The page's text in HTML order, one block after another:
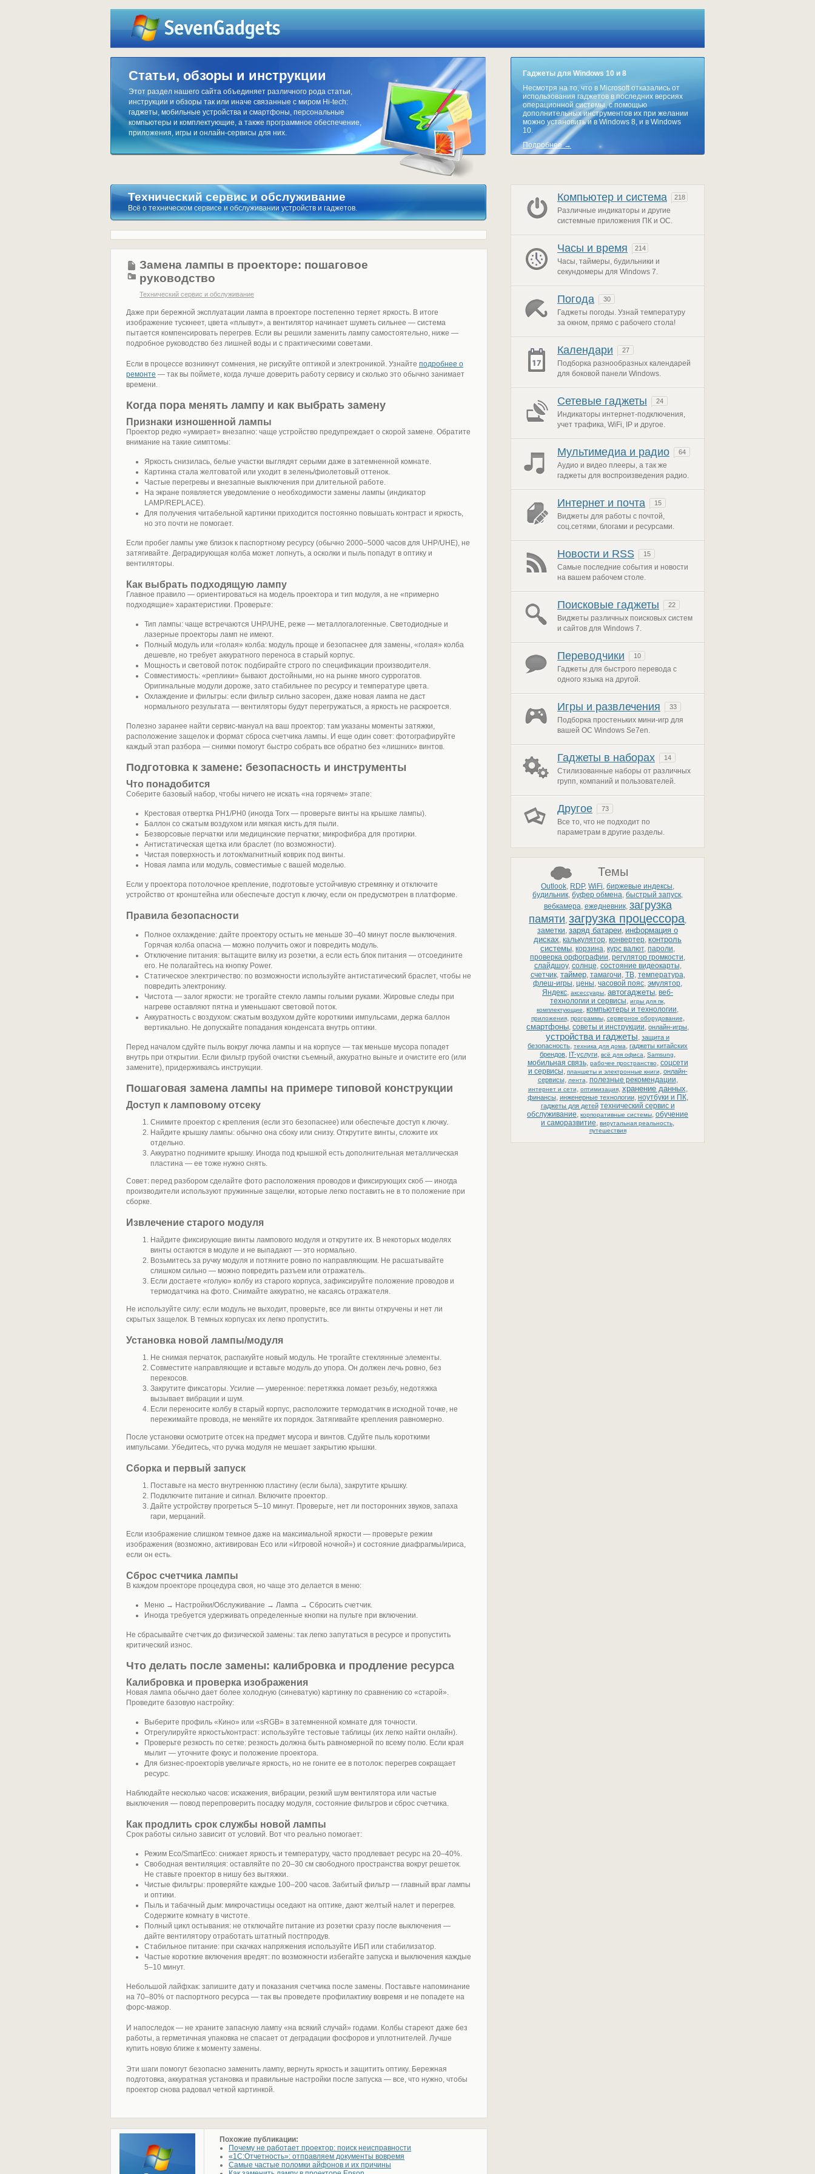
Статьи, обзоры и инструкции
Этот раздел нашего сайта объединяет различного рода статьи,
инструкции и обзоры так или иначе связанные с миром Hi-tech:
гаджеты, мобильные устройства и смартфоны, персональные
компьютеры и комплектующие, а также программное обеспечение,
приложения, игры и онлайн-сервисы для них.
Гаджеты для Windows 10 и 8
Несмотря на то, что в Microsoft отказались от
использования гаджетов в последних версиях
операционной системы, с помощью
дополнительных инструментов их при желании
можно установить и в Windows 8, и в Windows
10.
Подробнее →
Технический сервис и обслуживание
Всё о техническом сервисе и обслуживании устройств и гаджетов.
Замена лампы в проекторе: пошаговое
руководство
Технический сервис и обслуживание
Даже при бережной эксплуатации лампа в проекторе постепенно теряет яркость. В итоге
изображение тускнеет, цвета «плывут», а вентилятор начинает шуметь сильнее — система
пытается компенсировать перегрев. Если вы решили заменить лампу самостоятельно, ниже —
подробное руководство без лишней воды и с практическими советами.
Если в процессе возникнут сомнения, не рискуйте оптикой и электроникой. Узнайте подробнее о
ремонте — так вы поймете, когда лучше доверить работу сервису и сколько это обычно занимает
времени.
Когда пора менять лампу и как выбрать замену
Признаки изношенной лампы
Проектор редко «умирает» внезапно: чаще устройство предупреждает о скорой замене. Обратите
внимание на такие симптомы:
Яркость снизилась, белые участки выглядят серыми даже в затемненной комнате.
Картинка стала желтоватой или уходит в зелень/фиолетовый оттенок.
Частые перегревы и внезапные выключения при длительной работе.
На экране появляется уведомление о необходимости замены лампы (индикатор
LAMP/REPLACE).
Для получения читабельной картинки приходится постоянно повышать контраст и яркость,
но это почти не помогает.
Если пробег лампы уже близок к паспортному ресурсу (обычно 2000–5000 часов для UHP/UHE), не
затягивайте. Деградирующая колба может лопнуть, а осколки и пыль попадут в оптику и
вентиляторы.
Как выбрать подходящую лампу
Главное правило — ориентироваться на модель проектора и тип модуля, а не «примерно
подходящие» характеристики. Проверьте:
Тип лампы: чаще встречаются UHP/UHE, реже — металлогалогенные. Светодиодные и
лазерные проекторы ламп не имеют.
Полный модуль или «голая» колба: модуль проще и безопаснее для замены, «голая» колба
дешевле, но требует аккуратного переноса в старый корпус.
Мощность и световой поток: подбирайте строго по спецификации производителя.
Совместимость: «реплики» бывают достойными, но на рынке много суррогатов.
Оригинальные модули дороже, зато стабильнее по ресурсу и температуре цвета.
Охлаждение и фильтры: если фильтр сильно засорен, даже новая лампа не даст
нормального результата — вентиляторы будут перегружаться, а яркость не раскроется.
Полезно заранее найти сервис‑мануал на ваш проектор: там указаны моменты затяжки,
расположение защелок и формат сброса счетчика лампы. И еще один совет: фотографируйте
каждый этап разбора — снимки помогут быстро собрать все обратно без «лишних» винтов.
Подготовка к замене: безопасность и инструменты
Что понадобится
Соберите базовый набор, чтобы ничего не искать «на горячем» этапе:
Крестовая отвертка PH1/PH0 (иногда Torx — проверьте винты на крышке лампы).
Баллон со сжатым воздухом или мягкая кисть для пыли.
Безворсовые перчатки или медицинские перчатки; микрофибра для протирки.
Антистатическая щетка или браслет (по возможности).
Чистая поверхность и лоток/магнитный коврик под винты.
Новая лампа или модуль, совместимые с вашей моделью.
Если у проектора потолочное крепление, подготовьте устойчивую стремянку и отключите
устройство от кронштейна или обеспечьте доступ к лючку, если он предусмотрен в платформе.
Правила безопасности
Полное охлаждение: дайте проектору остыть не меньше 30–40 минут после выключения.
Горячая колба опасна — можно получить ожог и повредить модуль.
Отключение питания: вытащите вилку из розетки, а если есть блок питания — отсоедините
его. Не полагайтесь на кнопку Power.
Статическое электричество: по возможности используйте антистатический браслет, чтобы не
повредить электронику.
Чистота — залог яркости: не трогайте стекло лампы голыми руками. Жировые следы при
нагреве оставляют пятна и уменьшают световой поток.
Аккуратность с воздухом: сжатым воздухом дуйте короткими импульсами, держа баллон
вертикально. Не допускайте попадания конденсата внутрь оптики.
Перед началом сдуйте пыль вокруг лючка лампы и на корпусе — так меньше мусора попадет
внутрь при открытии. Если фильтр грубой очистки съемный, аккуратно выньте и очистите его (или
замените), придерживаясь инструкции.
Пошаговая замена лампы на примере типовой конструкции
Доступ к ламповому отсеку
Снимите проектор с крепления (если это безопаснее) или обеспечьте доступ к лючку.
Найдите крышку лампы: обычно она сбоку или снизу. Открутите винты, сложите их
отдельно.
Аккуратно поднимите крышку. Иногда под крышкой есть дополнительная металлическая
пластина — ее тоже нужно снять.
Совет: перед разбором сделайте фото расположения проводов и фиксирующих скоб — иногда
производители используют пружинные защелки, которые легко поставить не в то положение при
сборке.
Извлечение старого модуля
Найдите фиксирующие винты лампового модуля и открутите их. В некоторых моделях
винты остаются в модуле и не выпадают — это нормально.
Возьмитесь за ручку модуля и потяните ровно по направляющим. Не расшатывайте
слишком сильно — можно повредить разъем или отражатель.
Если достаете «голую» колбу из старого корпуса, зафиксируйте положение проводов и
термодатчика на фото. Снимайте аккуратно, не касаясь отражателя.
Не используйте силу: если модуль не выходит, проверьте, все ли винты откручены и нет ли
скрытых защелок. В темных корпусах их легко пропустить.
Установка новой лампы/модуля
Не снимая перчаток, распакуйте новый модуль. Не трогайте стеклянные элементы.
Совместите направляющие и вставьте модуль до упора. Он должен лечь ровно, без
перекосов.
Закрутите фиксаторы. Усилие — умеренное: перетяжка ломает резьбу, недотяжка
вызывает вибрации и шум.
Если переносите колбу в старый корпус, расположите термодатчик в исходной точке, не
пережимайте провода, не меняйте их порядок. Затягивайте крепления равномерно.
После установки осмотрите отсек на предмет мусора и винтов. Сдуйте пыль короткими
импульсами. Убедитесь, что ручка модуля не мешает закрытию крышки.
Сборка и первый запуск
Поставьте на место внутреннюю пластину (если была), закрутите крышку.
Подключите питание и сигнал. Включите проектор.
Дайте устройству прогреться 5–10 минут. Проверьте, нет ли посторонних звуков, запаха
гари, мерцаний.
Если изображение слишком темное даже на максимальной яркости — проверьте режим
изображения (возможно, активирован Eco или «Игровой ночной») и состояние диафрагмы/ириса,
если он есть.
Сброс счетчика лампы
В каждом проекторе процедура своя, но чаще это делается в меню:
Меню → Настройки/Обслуживание → Лампа → Сбросить счетчик.
Иногда требуется удерживать определенные кнопки на пульте при включении.
Не сбрасывайте счетчик до физической замены: так легко запутаться в ресурсе и пропустить
критический износ.
Что делать после замены: калибровка и продление ресурса
Калибровка и проверка изображения
Новая лампа обычно дает более холодную (синеватую) картинку по сравнению со «старой».
Проведите базовую настройку:
Выберите профиль «Кино» или «sRGB» в затемненной комнате для точности.
Отрегулируйте яркость/контраст: используйте тестовые таблицы (их легко найти онлайн).
Проверьте резкость по сетке: резкость должна быть равномерной по всему полю. Если края
мылит — уточните фокус и положение проектора.
Для бизнес‑проекторів увеличьте яркость, но не гоните ее в потолок: перегрев сокращает
ресурс.
Наблюдайте несколько часов: искажения, вибрации, резкий шум вентилятора или частые
выключения — повод перепроверить посадку модуля, состояние фильтров и сброс счетчика.
Как продлить срок службы новой лампы
Срок работы сильно зависит от условий. Вот что реально помогает:
Режим Eco/SmartEco: снижает яркость и температуру, часто продлевает ресурс на 20–40%.
Свободная вентиляция: оставляйте по 20–30 см свободного пространства вокруг решеток.
Не ставьте проектор в нишу без вытяжки.
Чистые фильтры: проверяйте каждые 100–200 часов. Забитый фильтр — главный враг лампы
и оптики.
Пыль и табачный дым: микрочастицы оседают на оптике, дают желтый налет и перегрев.
Содержите комнату в чистоте.
Полный цикл остывания: не отключайте питание из розетки сразу после выключения —
дайте вентилятору отработать штатный постпродув.
Стабильное питание: при скачках напряжения используйте ИБП или стабилизатор.
Частые короткие включения вредят: по возможности избегайте запуска и выключения каждые
5–10 минут.
Небольшой лайфхак: запишите дату и показания счетчика после замены. Поставьте напоминание
на 70–80% от паспортного ресурса — так вы проведете профилактику вовремя и не попадете на
форс‑мажор.
И напоследок — не храните запасную лампу «на всякий случай» годами. Колбы стареют даже без
работы, а герметичная упаковка не спасает от деградации фосфоров и уплотнителей. Лучше
купить новую ближе к моменту замены.
Эти шаги помогут безопасно заменить лампу, вернуть яркость и защитить оптику. Бережная
подготовка, аккуратная установка и правильные настройки после запуска — все, что нужно, чтобы
проектор снова радовал четкой картинкой.
Похожие публикации:
Почему не работает проектор: поиск неисправности
«1С:Отчетность»: отправляем документы вовремя
Самые частые поломки айфонов и их причины
Компьютер и система 218
Различные индикаторы и другие
системные приложения ПК и ОС.
Часы и время 214
Часы, таймеры, будильники и
секундомеры для Windows 7.
Погода 30
Гаджеты погоды. Узнай температуру
за окном, прямо с рабочего стола!
Календари 27
Подборка разнообразных календарей
для боковой панели Windows.
Сетевые гаджеты 24
Индикаторы интернет-подключения,
учет трафика, WiFi, IP и другое.
Мультимедиа и радио 64
Аудио и видео плееры, а так же
гаджеты для воспроизведения радио.
Интернет и почта 15
Виджеты для работы с почтой,
соц.сетями, блогами и ресурсами.
Новости и RSS 15
Самые последние события и новости
на вашем рабочем столе.
Поисковые гаджеты 22
Виджеты различных поисковых систем
и сайтов для Windows 7.
Переводчики 10
Гаджеты для быстрого перевода с
одного языка на другой.
Игры и развлечения 33
Подборка простеньких мини-игр для
вашей ОС Windows Se7en.
Гаджеты в наборах 14
Стилизованные наборы от различных
групп, компаний и пользователей.
Другое 73
Все то, что не подходит по
параметрам в другие разделы.
Темы
Outlook, RDP, WiFi, биржевые индексы,
будильник, буфер обмена, быстрый запуск,
вебкамера, ежедневник, загрузка
памяти, загрузка процессора,
заметки, заряд батареи, информация о
дисках, калькулятор, конвертер, контроль
системы, корзина, курс валют, пароли,
проверка орфографии, регулятор громкости,
слайдшоу, солнце, состояние видеокарты,
счетчик, таймер, тамагочи, ТВ, температура,
флеш-игры, цены, часовой пояс, эмулятор,
Яндекс, аксессуары, автогаджеты, веб-
технологии и сервисы, игры для пк,
комплектующие, компьютеры и технологии,
приложения, программы, серверное оборудование,
смартфоны, советы и инструкции, онлайн-игры,
устройства и гаджеты, защита и
безопасность, техника для дома, гаджеты китайских
брендов, IT-услуги, всё для офиса, Samsung,
мобильная связь, рабочее пространство, соцсети
и сервисы, планшеты и электронные книги, онлайн-
сервисы, лента, полезные рекомендации,
интернет и сети, оптимизация, хранение данных,
финансы, инженерные технологии, ноутбуки и ПК,
гаджеты для детей технический сервис и
обслуживание, корпоративные системы, обучение
и саморазвитие, вирутальная реальность,
путешествия